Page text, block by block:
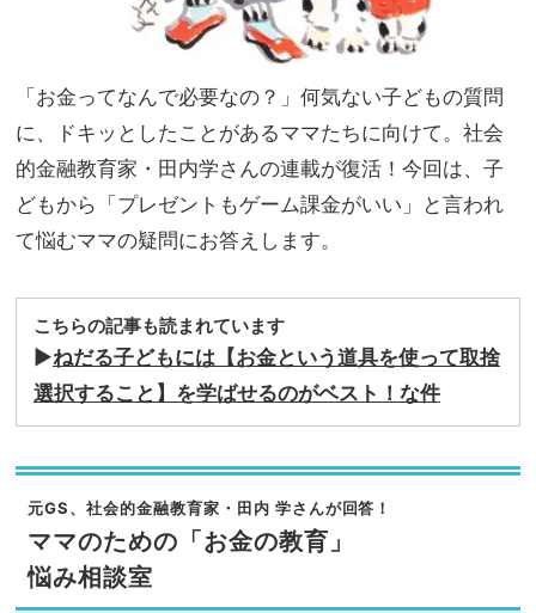
「お金ってなんで必要なの？」何気ない子どもの質問
に、ドキッとしたことがあるママたちに向けて。社会
的金融教育家・田内学さんの連載が復活！今回は、子
どもから「プレゼントもゲーム課金がいい」と言われ
て悩むママの疑問にお答えします。
こちらの記事も読まれています
▶︎ねだる子どもには【お金という道具を使って取捨
選択すること】を学ばせるのがベスト！な件
元GS、社会的金融教育家・田内 学さんが回答！
ママのための「お金の教育」
悩み相談室